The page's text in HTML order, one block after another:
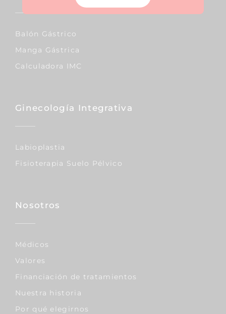
Balón Gástrico
Manga Gástrica
Calculadora IMC
Ginecología Integrativa
Labioplastia
Fisioterapia Suelo Pélvico
Nosotros
Médicos
Valores
Financiación de tratamientos
Nuestra historia
Por qué elegirnos